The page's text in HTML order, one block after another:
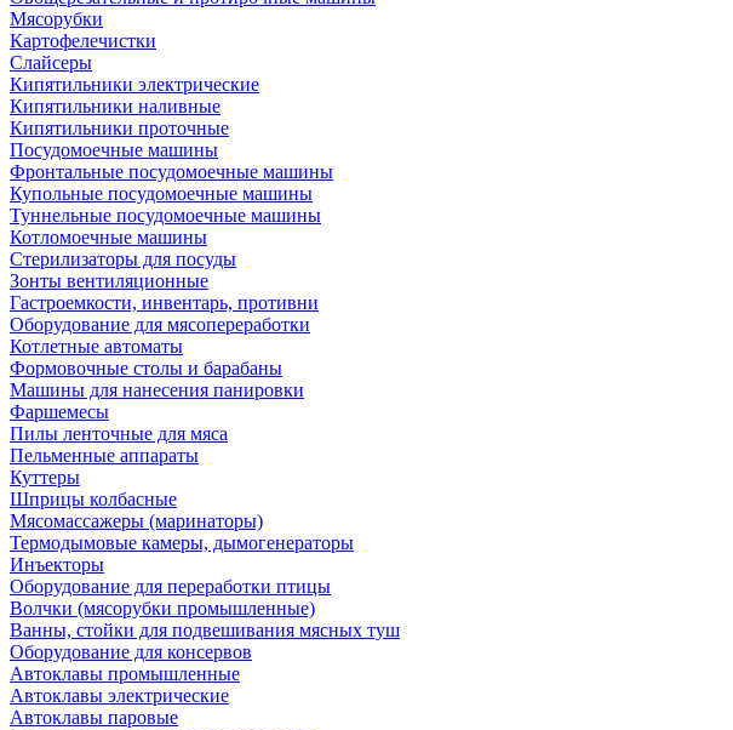
Мясорубки
Картофелечистки
Слайсеры
Кипятильники электрические
Кипятильники наливные
Кипятильники проточные
Посудомоечные машины
Фронтальные посудомоечные машины
Купольные посудомоечные машины
Туннельные посудомоечные машины
Котломоечные машины
Стерилизаторы для посуды
Зонты вентиляционные
Гастроемкости, инвентарь, противни
Оборудование для мясопереработки
Котлетные автоматы
Формовочные столы и барабаны
Машины для нанесения панировки
Фаршемесы
Пилы ленточные для мяса
Пельменные аппараты
Куттеры
Шприцы колбасные
Мясомассажеры (маринаторы)
Термодымовые камеры, дымогенераторы
Инъекторы
Оборудование для переработки птицы
Волчки (мясорубки промышленные)
Ванны, стойки для подвешивания мясных туш
Оборудование для консервов
Автоклавы промышленные
Автоклавы электрические
Автоклавы паровые